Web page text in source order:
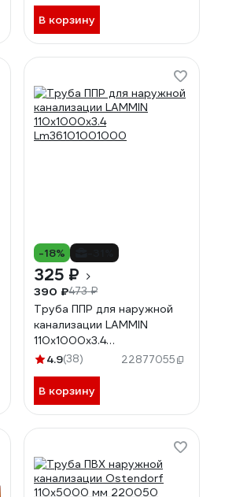
В корзину
-18%
325 ₽
390 ₽473 ₽
Труба ППР для наружной
канализации LAMMIN
110x1000x3.4
Lm36101001000
4.9(38) 22877055
В корзину